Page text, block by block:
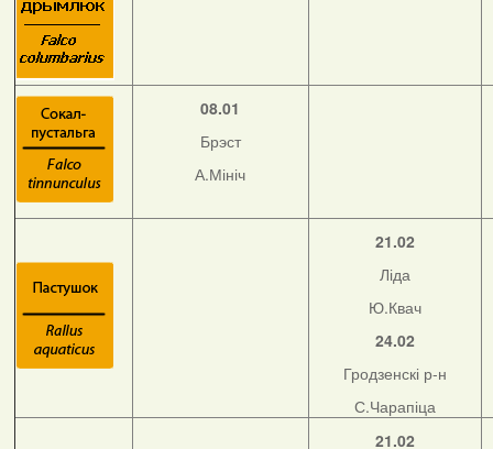
08.01
Брэст
А.Мініч
21.02
Ліда
Ю.Квач
24.02
Гродзенскі р-н
С.Чарапіца
21.02